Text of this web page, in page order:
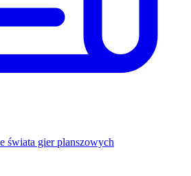
świata gier planszowych